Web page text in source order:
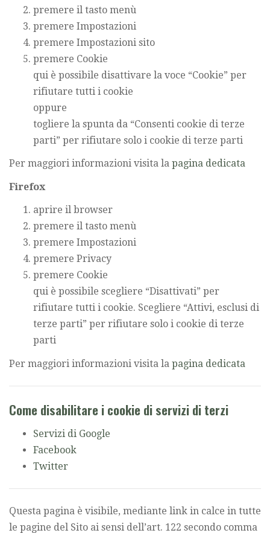
premere il tasto menù
premere Impostazioni
premere Impostazioni sito
premere Cookie
qui è possibile disattivare la voce “Cookie” per
rifiutare tutti i cookie
oppure
togliere la spunta da “Consenti cookie di terze
parti” per rifiutare solo i cookie di terze parti
Per maggiori informazioni visita la pagina dedicata
Firefox
aprire il browser
premere il tasto menù
premere Impostazioni
premere Privacy
premere Cookie
qui è possibile scegliere “Disattivati” per
rifiutare tutti i cookie. Scegliere “Attivi, esclusi di
terze parti” per rifiutare solo i cookie di terze
parti
Per maggiori informazioni visita la pagina dedicata
Come disabilitare i cookie di servizi di terzi
Servizi di Google
Facebook
Twitter
Questa pagina è visibile, mediante link in calce in tutte
le pagine del Sito ai sensi dell’art. 122 secondo comma